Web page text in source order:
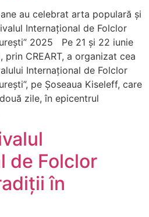
au celebrat arta populară și
Internațional de Folclor
2025 Pe 21 și 22 iunie
CREART, a organizat cea
Internațional de Folclor
pe Șoseaua Kiseleff, care
zile, în epicentrul
de Folclor
în